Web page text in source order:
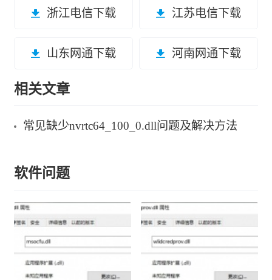
浙江电信下载 江苏电信下载
山东网通下载 河南网通下载
相关文章
常见缺少nvrtc64_100_0.dll问题及解决方法
软件问题